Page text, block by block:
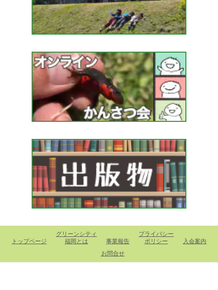
トップページ
グリーンシティ
福岡とは
事業報告
プライバシー
ポリシー
入会案内
お問合せ